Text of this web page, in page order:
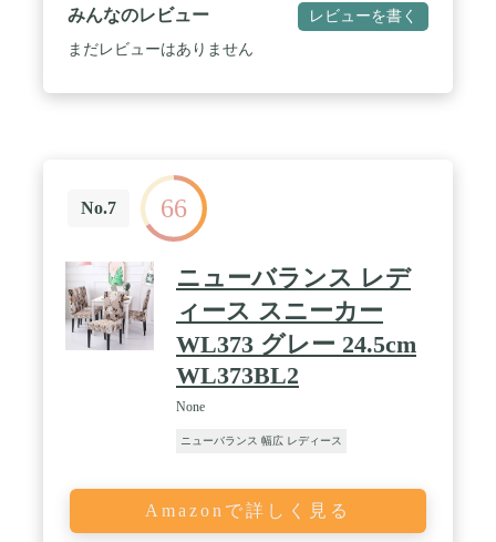
みんなのレビュー レビューを書く
まだレビューはありません
No.7 66
ニューバランス レデ
ィース スニーカー
WL373 グレー 24.5cm
WL373BL2
None
ニューバランス 幅広 レディース
Amazonで詳しく見る